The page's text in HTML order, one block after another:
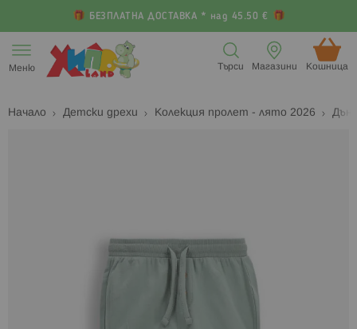
БЕЗПЛАТНА ДОСТАВКА * над 45.50 €
към
съдържанието
Меню Кошница (
Магазини
Търси
Начало Детски дрехи Колекция пролет - лято 2026